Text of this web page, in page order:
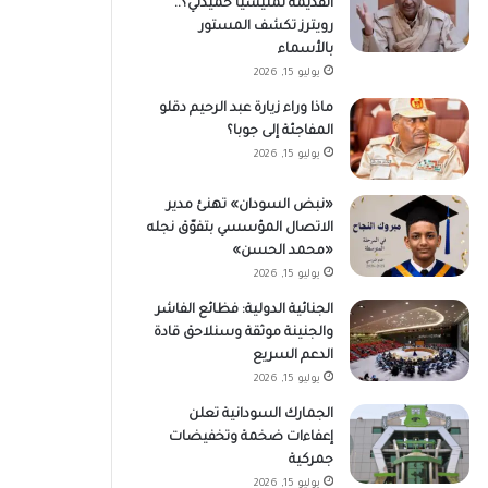
القديمة لمليشيا حميدتي؟..
رويترز تكشف المستور
بالأسماء
يوليو 15, 2026
ماذا وراء زيارة عبد الرحيم دقلو
المفاجئة إلى جوبا؟
يوليو 15, 2026
«نبض السودان» تهنئ مدير
الاتصال المؤسسي بتفوّق نجله
«محمد الحسن»
يوليو 15, 2026
الجنائية الدولية: فظائع الفاشر
والجنينة موثقة وسنلاحق قادة
الدعم السريع
يوليو 15, 2026
الجمارك السودانية تعلن
إعفاءات ضخمة وتخفيضات
جمركية
يوليو 15, 2026